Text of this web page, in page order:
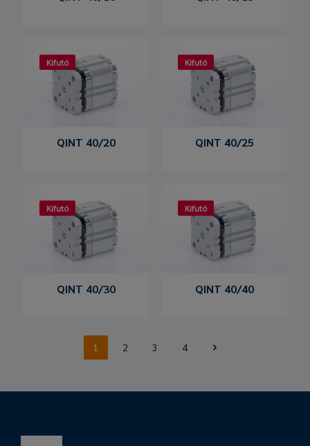
Kifutó
QINT 40/20
Kifutó
QINT 40/25
Kifutó
QINT 40/30
Kifutó
QINT 40/40
1 2 3 4